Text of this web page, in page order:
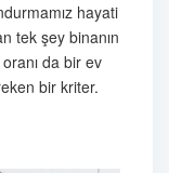
hayati
tek şey binanın
da bir ev
bir kriter.